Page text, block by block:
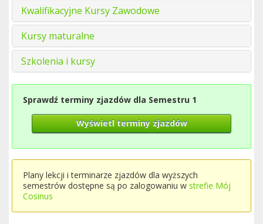
Kwalifikacyjne Kursy Zawodowe
Kursy maturalne
Szkolenia i kursy
Sprawdź terminy zjazdów dla Semestru 1
Wyświetl terminy zjazdów
Plany lekcji i terminarze zjazdów dla wyższych
semestrów dostępne są po zalogowaniu w strefie Mój
Cosinus